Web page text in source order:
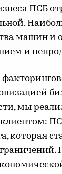
ПСБ
машин и
и
мы
которая